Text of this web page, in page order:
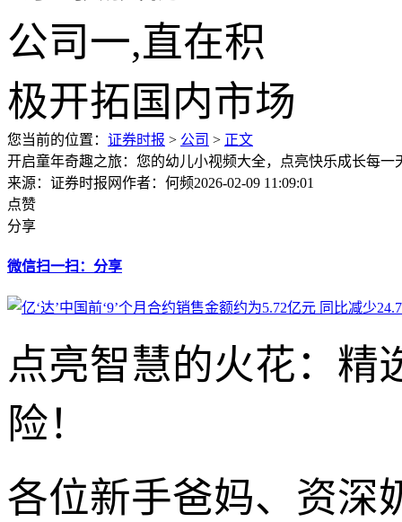
您当前的位置： 证券时报 > 公司 > 正文
开启童年奇趣之旅：您的幼儿小视频大全，点亮快乐成长每一
来源：证券时报网作者：何频2026-02-09 11:09:01
点赞
分享
微信扫一扫：分享
点亮智慧的火花：精
险！
各位新手爸妈、资深